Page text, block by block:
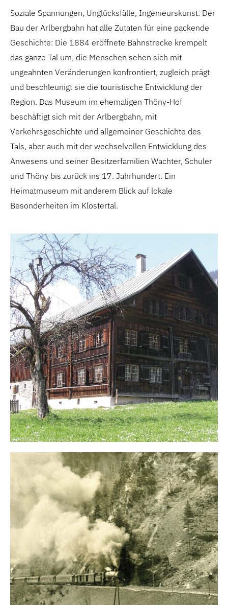
Soziale Spannungen, Unglücksfälle, Ingenieurskunst. Der
Bau der Arlbergbahn hat alle Zutaten für eine packende
Geschichte: Die 1884 eröffnete Bahnstrecke krempelt
das ganze Tal um, die Menschen sehen sich mit
ungeahnten Veränderungen konfrontiert, zugleich prägt
und beschleunigt sie die touristische Entwicklung der
Region. Das Museum im ehemaligen Thöny-Hof
beschäftigt sich mit der Arlbergbahn, mit
Verkehrsgeschichte und allgemeiner Geschichte des
Tals, aber auch mit der wechselvollen Entwicklung des
Anwesens und seiner Besitzerfamilien Wachter, Schuler
und Thöny bis zurück ins 17. Jahrhundert. Ein
Heimatmuseum mit anderem Blick auf lokale
Besonderheiten im Klostertal.